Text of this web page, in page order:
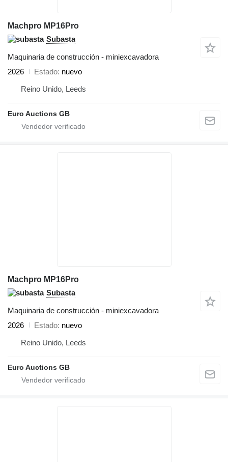
Machpro MP16Pro
Subasta
Maquinaria de construcción - miniexcavadora
2026
Estado nuevo
Reino Unido, Leeds
Euro Auctions GB
Machpro MP16Pro
Subasta
Maquinaria de construcción - miniexcavadora
2026
Estado nuevo
Reino Unido, Leeds
Euro Auctions GB